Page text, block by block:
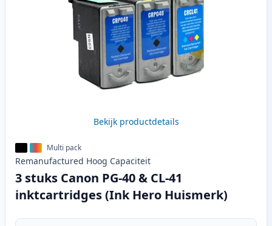
Bekijk productdetails
Multi pack
Remanufactured Hoog Capaciteit
3 stuks Canon PG-40 & CL-41
inktcartridges (Ink Hero Huismerk)